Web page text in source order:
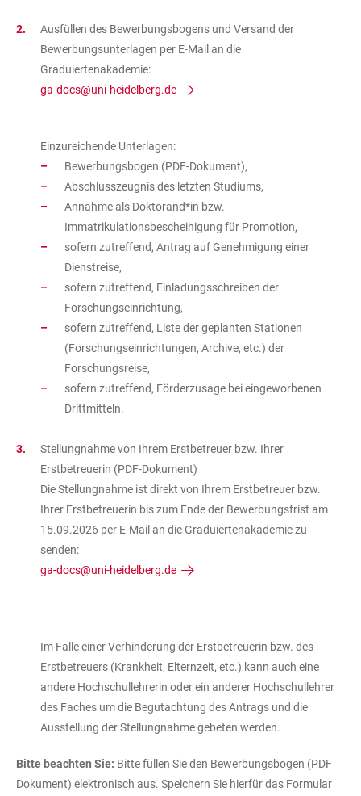
Ausfüllen des Bewerbungsbogens und Versand der
Bewerbungsunterlagen per E-Mail an die
Graduiertenakademie:
ga-docs@uni-heidelberg.de
Einzureichende Unterlagen:
Bewerbungsbogen (PDF-Dokument),
Abschlusszeugnis des letzten Studiums,
Annahme als Doktorand*in bzw.
Immatrikulationsbescheinigung für Promotion,
sofern zutreffend, Antrag auf Genehmigung einer
Dienstreise,
sofern zutreffend, Einladungsschreiben der
Forschungseinrichtung,
sofern zutreffend, Liste der geplanten Stationen
(Forschungseinrichtungen, Archive, etc.) der
Forschungsreise,
sofern zutreffend, Förderzusage bei eingeworbenen
Drittmitteln.
Stellungnahme von Ihrem Erstbetreuer bzw. Ihrer
Erstbetreuerin (PDF-Dokument)
Die Stellungnahme ist direkt von Ihrem Erstbetreuer bzw.
Ihrer Erstbetreuerin bis zum Ende der Bewerbungsfrist am
15.09.2026 per E-Mail an die Graduiertenakademie zu
senden:
ga-docs@uni-heidelberg.de
Im Falle einer Verhinderung der Erstbetreuerin bzw. des
Erstbetreuers (Krankheit, Elternzeit, etc.) kann auch eine
andere Hochschullehrerin oder ein anderer Hochschullehrer
des Faches um die Begutachtung des Antrags und die
Ausstellung der Stellungnahme gebeten werden.
Bitte beachten Sie: Bitte füllen Sie den Bewerbungsbogen (PDF
Dokument) elektronisch aus. Speichern Sie hierfür das Formular